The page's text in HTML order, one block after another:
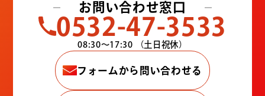
お問い合わせ窓口
0532-47-3533
08:30〜17:30 （土日祝休）
フォームから問い合わせる